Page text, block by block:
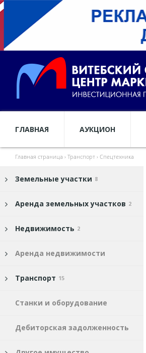
ГЛАВНАЯ АУКЦИОН
Главная страница › Транспорт › Спецтехника
Земельные участки 8
Аренда земельных участков 2
Недвижимость 2
Аренда недвижимости
Транспорт 15
Станки и оборудование
Дебиторская задолженность